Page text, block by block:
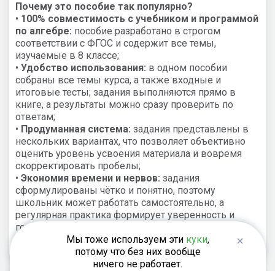
Почему это пособие так популярно?
• 100% совместимость с учебником и программой
по алгебре: пособие разработано в строгом
соответствии с ФГОС и содержит все темы,
изучаемые в 8 классе;
• Удобство использования: в одном пособии
собраны все темы курса, а также входные и
итоговые тесты; задания выполняются прямо в
книге, а результаты можно сразу проверить по
ответам;
• Продуманная система: задания представлены в
нескольких вариантах, что позволяет объективно
оценить уровень усвоения материала и вовремя
скорректировать пробелы;
• Экономия времени и нервов: задания
сформулированы чётко и понятно, поэтому
школьник может работать самостоятельно, а
регулярная практика формирует уверенность и
готовность к любым проверочным и
экзаменационным работам.
Мы тоже используем эти куки,
потому что без них вообще
ничего не работает.